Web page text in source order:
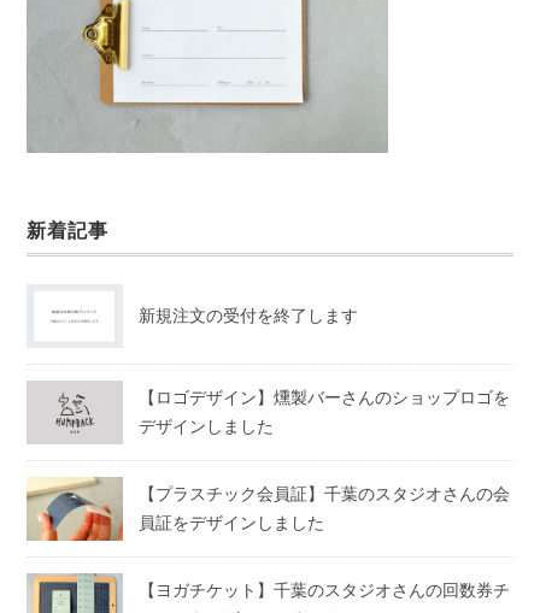
新着記事
新規注文の受付を終了します
【ロゴデザイン】燻製バーさんのショップロゴを
デザインしました
【プラスチック会員証】千葉のスタジオさんの会
員証をデザインしました
【ヨガチケット】千葉のスタジオさんの回数券チ